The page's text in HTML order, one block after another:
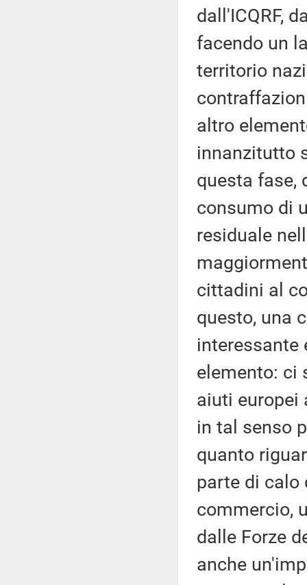
dall'ICQRF,
facendo un
territorio
altro
innanzitutto
questa fase,
consumo di
residuale
cittadini al
questo, una
interessante
elemento: ci
aiuti europei
in tal senso
quanto
parte di calo
commercio,
dalle Forze
anche